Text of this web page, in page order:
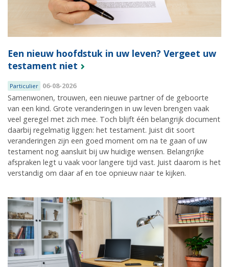
Een nieuw hoofdstuk in uw leven? Vergeet uw
testament niet
Particulier 06-08-2026
Samenwonen, trouwen, een nieuwe partner of de geboorte
van een kind. Grote veranderingen in uw leven brengen vaak
veel geregel met zich mee. Toch blijft één belangrijk document
daarbij regelmatig liggen: het testament. Juist dit soort
veranderingen zijn een goed moment om na te gaan of uw
testament nog aansluit bij uw huidige wensen. Belangrijke
afspraken legt u vaak voor langere tijd vast. Juist daarom is het
verstandig om daar af en toe opnieuw naar te kijken.